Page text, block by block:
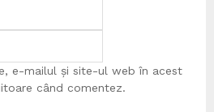
e-mailul și site-ul web în acest
când comentez.